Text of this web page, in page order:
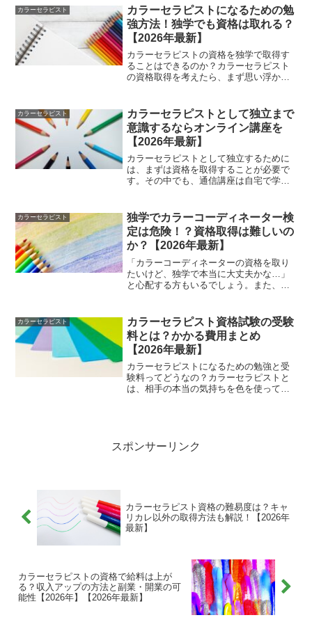
座が用意されています。しかし、「通信
教育ではカラーセラピスト...
カラーセラピスト
カラーセラピストになるための勉
強方法！独学でも資格は取れる？
【2026年最新】
カラーセラピストの資格を独学で取得す
ることはできるのか？カラーセラピスト
の資格取得を考えたら、まず思い浮かべ
るので、独学はカラーセラピスト資格に
限らず、資格取得の勉強方...
カラーセラピスト
カラーセラピストとして独立まで
意識するならオンライン講座を
【2026年最新】
カラーセラピストとして独立するために
は、まずは資格を取得することが必要で
す。その中でも、通信講座は自宅で学べ
た、通信講座は自己ペースで学べるた
め、自分のスケジュールに合わ...
カラーセラピスト
独学でカラーコーディネーター検
定は危険！？資格取得は難しいの
か？【2026年最新】
「カラーコーディネーターの資格を取り
たいけど、独学で本当に大丈夫かな…」
と心配する方もいるでしょう。また、
でしょうか。カラーコーディネーターの
資格は、色彩に関する知識を深め...
カラーセラピスト
カラーセラピスト資格試験の受験
料とは？かかる費用まとめ
【2026年最新】
カラーセラピストになるための勉強と受
験料ってどうなの？カラーセラピストと
は、相手の本当の気持ちを色を使って読
スポンサーリンク
カラーセラピスト資格の難易度は？キャ
リカレ以外の取得方法も解説！【2026年
最新】
カラーセラピストの資格で給料は上が
る？収入アップの方法と副業・開業の可
能性【2026年】【2026年最新】